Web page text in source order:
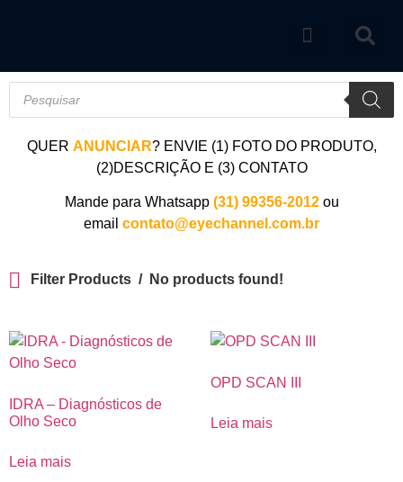
QUER ANUNCIAR? ENVIE (1) FOTO DO PRODUTO,
(2)DESCRIÇÃO E (3) CONTATO
Mande para Whatsapp (31) 99356-2012ou
email contato@eyechannel.com.br
Filter Products No products found!
IDRA – Diagnósticos de
Olho Seco
Leia mais
OPD SCAN III
Leia mais